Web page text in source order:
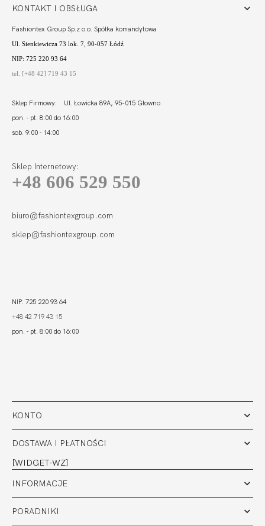
ROSALINE FIGI
KONTO
DOSTAWA I PŁATNOŚCI
[WIDGET-WZ]
INFORMACJE
PORADNIKI
KONTAKT I OBSŁUGA
Fashiontex Group Sp.z o.o. Spółka komandytowa
Ul. Sienkiewicza 73 lok. 7, 90-057 Łódź
NIP: 725 220 93 64
tel. [+48 42] 719 43 15
Sklep Firmowy: Ul. Łowicka 89A, 95-015 Głowno
pon. - pt. 8:00 do 16:00
sob. 9:00 - 14:00
Sklep Internetowy:
+48 606 529 550
biuro@fashiontexgroup.com
sklep@fashiontexgroup.com
NIP: 725 220 93 64
+48 42 719 43 15
pon. - pt. 8:00 do 16:00